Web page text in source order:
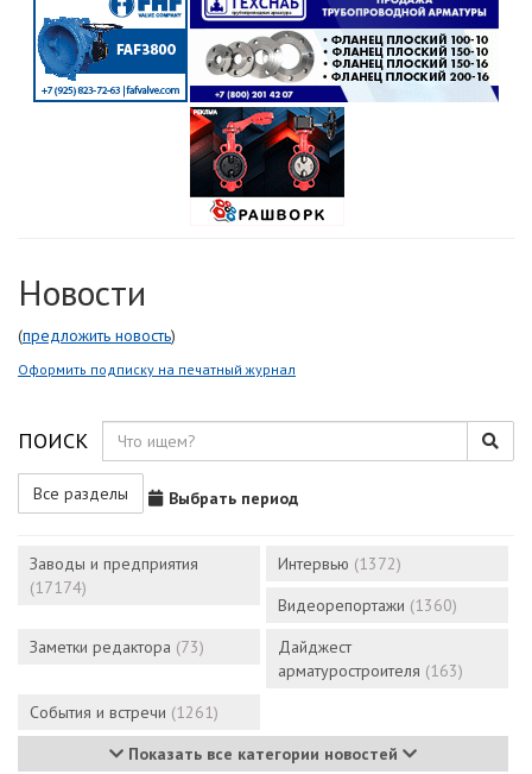
Новости
(предложить новость)
Оформить подписку на печатный журнал
ПОИСК
Все разделы Выбрать период
Заводы и предприятия
(17174)
Интервью (1372)
Видеорепортажи (1360)
Заметки редактора (73)
Дайджест
арматуростроителя (163)
События и встречи (1261)
Показать все категории новостей